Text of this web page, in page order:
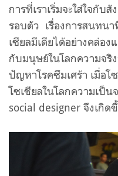
การที่เราเริ่มจะใส่ใจกับ
รอบตัว เรื่องการสนทน
เซียลมีเดียได้อย่างคล่อ
กับมนุษย์ในโลกความจริ
ปัญหาโรคซึมเศร้า เมื่อโ
โซเชียลในโลกความเป็
social designer จึงเกิด